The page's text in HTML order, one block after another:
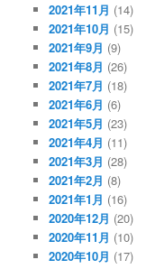
2021年11月 (14)
2021年10月 (15)
2021年9月 (9)
2021年8月 (26)
2021年7月 (18)
2021年6月 (6)
2021年5月 (23)
2021年4月 (11)
2021年3月 (28)
2021年2月 (8)
2021年1月 (16)
2020年12月 (20)
2020年11月 (10)
2020年10月 (17)